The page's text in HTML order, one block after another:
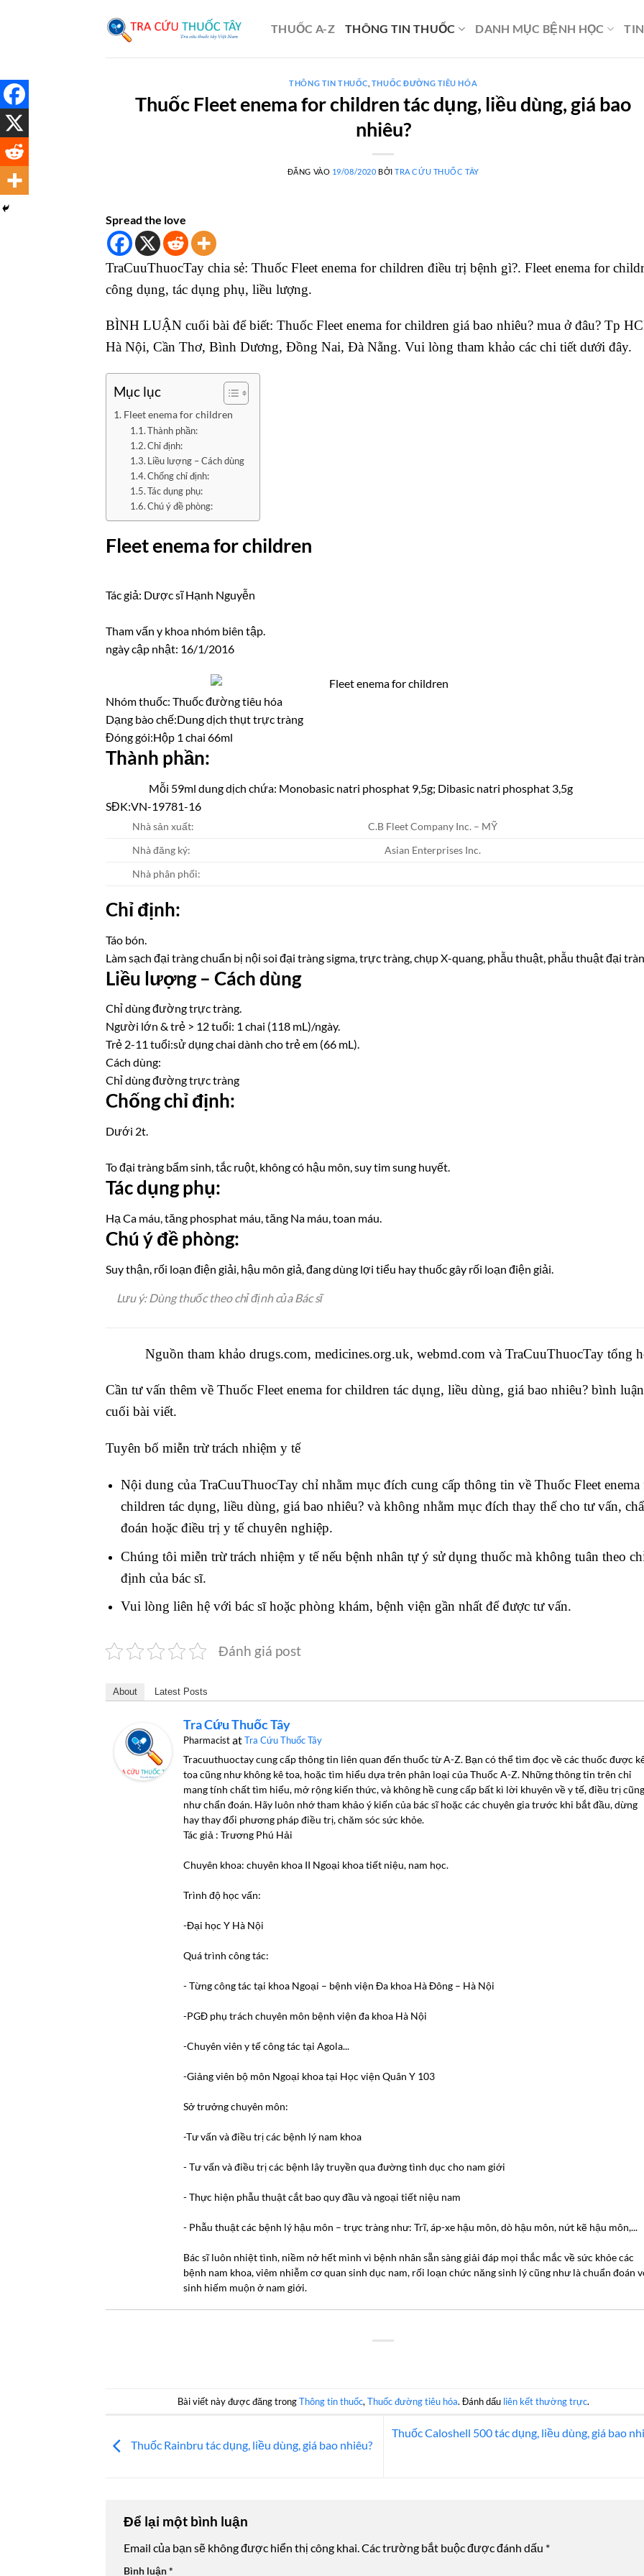
THUỐC A-Z THÔNG TIN THUỐC DANH MỤC BỆNH HỌC
THÔNG TIN THUỐC THUỐC ĐƯỜNG TIÊU HÓA
Thuốc Fleet enema for children tác dụng, liều dùng, giá bao
nhiêu?
ĐĂNG VÀO 19/08/2020 BỞITRA CỨU THUỐC TÂY
Spread the love
TraCuuThuocTay chia sẻ: Thuốc Fleet enema for children điều trị bệnh gì?. Fleet enema for
công dụng, tác dụng phụ, liều lượng.
BÌNH LUẬN cuối bài để biết: Thuốc Fleet enema for children giá bao nhiêu? mua ở đâu? Tp
Hà Nội, Cần Thơ, Bình Dương, Đồng Nai, Đà Nẵng. Vui lòng tham khảo các chi tiết dưới đây.
Mục lục
Fleet enema for children
Thành phần:
Chỉ định:
Liều lượng – Cách dùng
Chống chỉ định:
Tác dụng phụ:
Chú ý đề phòng:
Fleet enema for children
Tác giả: Dược sĩ Hạnh Nguyễn
Tham vấn y khoa nhóm biên tập.
ngày cập nhật: 16/1/2016
Nhóm thuốc: Thuốc đường tiêu hóa
Dạng bào chế:Dung dịch thụt trực tràng
Đóng gói:Hộp 1 chai 66ml
Thành phần:
Mỗi 59ml dung dịch chứa: Monobasic natri phosphat 9,5g; Dibasic natri phosphat 3,5g
SĐK:VN-19781-16
Nhà sản xuất:
C.B Fleet Company Inc. – MỸ
Nhà đăng ký:
Asian Enterprises Inc.
Nhà phân phối:
Chỉ định:
Táo bón.
Làm sạch đại tràng chuẩn bị nội soi đại tràng sigma, trực tràng, chụp X-quang, phẫu thuật, phẫu thuật đại
Liều lượng – Cách dùng
Chỉ dùng đường trực tràng.
Người lớn & trẻ > 12 tuổi: 1 chai (118 mL)/ngày.
Trẻ 2-11 tuổi:sử dụng chai dành cho trẻ em (66 mL).
Cách dùng:
Chỉ dùng đường trực tràng
Chống chỉ định:
Dưới 2t.
To đại tràng bẩm sinh, tắc ruột, không có hậu môn, suy tim sung huyết.
Tác dụng phụ:
Hạ Ca máu, tăng phosphat máu, tăng Na máu, toan máu.
Chú ý đề phòng:
Suy thận, rối loạn điện giải, hậu môn giả, đang dùng lợi tiểu hay thuốc gây rối loạn điện giải.
Lưu ý: Dùng thuốc theo chỉ định của Bác sĩ
Nguồn tham khảo drugs.com, medicines.org.uk, webmd.com và TraCuuThuocTaytổng
Cần tư vấn thêm về Thuốc Fleet enema for children tác dụng, liều dùng, giá bao nhiêu? bình luận
cuối bài viết.
Tuyên bố miễn trừ trách nhiệm y tế
Nội dung của TraCuuThuocTay chỉ nhằm mục đích cung cấp thông tin về Thuốc Fleet enema
children tác dụng, liều dùng, giá bao nhiêu? và không nhằm mục đích thay thế cho tư vấn,
đoán hoặc điều trị y tế chuyên nghiệp.
Chúng tôi miễn trừ trách nhiệm y tế nếu bệnh nhân tự ý sử dụng thuốc mà không tuân theo
định của bác sĩ.
Vui lòng liên hệ với bác sĩ hoặc phòng khám, bệnh viện gần nhất để được tư vấn.
Đánh giá post
About Latest Posts
Tra Cứu Thuốc Tây
PharmacistatTra Cứu Thuốc Tây
Tracuuthuoctay cung cấp thông tin liên quan đến thuốc từ A-Z. Bạn có thể tìm đọc về các thuốc được
toa cũng như không kê toa, hoặc tìm hiểu dựa trên phân loại của Thuốc A-Z. Những thông tin trên chỉ
mang tính chất tìm hiểu, mở rộng kiến thức, và không hề cung cấp bất kì lời khuyên về y tế, điều trị cũng
như chẩn đoán. Hãy luôn nhớ tham khảo ý kiến của bác sĩ hoặc các chuyên gia trước khi bắt đầu, dừng
hay thay đổi phương pháp điều trị, chăm sóc sức khỏe.
Tác giả : Trương Phú Hải
Chuyên khoa: chuyên khoa II Ngoại khoa tiết niệu, nam học.
Trình độ học vấn:
-Đại học Y Hà Nội
Quá trình công tác:
- Từng công tác tại khoa Ngoại – bệnh viện Đa khoa Hà Đông – Hà Nội
-PGĐ phụ trách chuyên môn bệnh viện đa khoa Hà Nội
-Chuyên viên y tế công tác tại Agola...
-Giảng viên bộ môn Ngoại khoa tại Học viện Quân Y 103
Sở trưởng chuyên môn:
-Tư vấn và điều trị các bệnh lý nam khoa
- Tư vấn và điều trị các bệnh lây truyền qua đường tình dục cho nam giới
- Thực hiện phẫu thuật cắt bao quy đầu và ngoại tiết niệu nam
- Phẫu thuật các bệnh lý hậu môn – trực tràng như: Trĩ, áp-xe hậu môn, dò hậu môn, nứt kẽ hậu môn,...
Bác sĩ luôn nhiệt tình, niềm nở hết mình vì bệnh nhân sẵn sàng giải đáp mọi thắc mắc về sức khỏe các
bệnh nam khoa, viêm nhiễm cơ quan sinh dục nam, rối loạn chức năng sinh lý cũng như là chuẩn đoán
sinh hiếm muộn ở nam giới.
Bài viết này được đăng trongThông tin thuốc, Thuốc đường tiêu hóa. Đánh dấu liên kết thường trực.
Thuốc Rainbru tác dụng, liều dùng, giá bao nhiêu?
Thuốc Caloshell 500 tác dụng, liều dùng, giá bao
Để lại một bình luận
Email của bạn sẽ không được hiển thị công khai.Các trường bắt buộc được đánh dấu *
Bình luận*